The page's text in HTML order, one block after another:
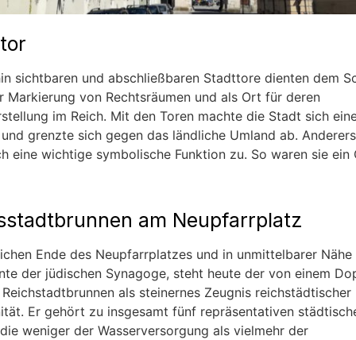
sichtbaren und abschließbaren Stadttore dienten dem
Markierung von Rechtsräumen und als Ort für deren
im Reich. Mit den Toren machte die Stadt sich
grenzte sich gegen das ländliche Umland ab.
eine wichtige symbolische Funktion zu. So waren sie
am Neupfarrplatz
Ende des Neupfarrplatzes und in unmittelbarer Nähe
der jüdischen Synagoge, steht heute der von einem
als steinernes Zeugnis reichstädtischer
Er gehört zu insgesamt fünf repräsentativen
weniger der Wasserversorgung als vielmehr der